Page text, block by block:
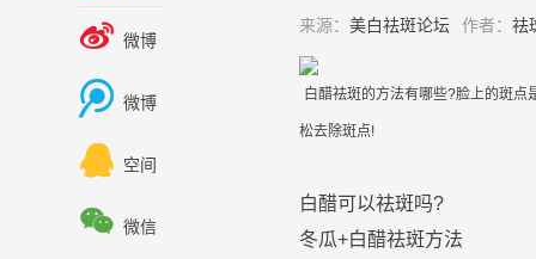
 微博
 微博
 空间
 微信
来源： 美白祛斑论坛 作者： 祛
白醋祛斑的方法有哪些?脸 上的斑点
松去除斑点!
白醋可以祛斑吗?
冬瓜+白醋祛斑方法